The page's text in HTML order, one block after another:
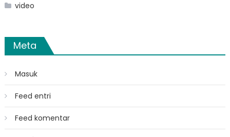
video
Meta
Masuk
Feed entri
Feed komentar